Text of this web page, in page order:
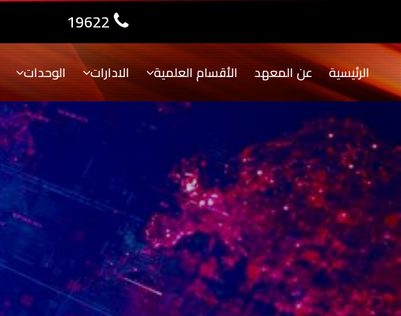
19622
الرئيسية عن المعهد الأقسام العلمية الادارات الوحدات